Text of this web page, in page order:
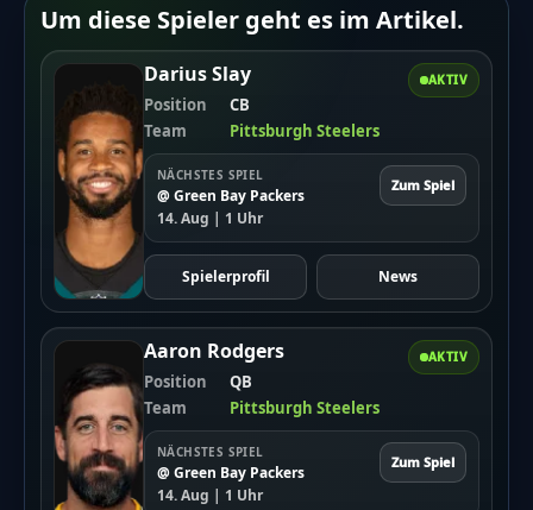
Um diese Spieler geht es im Artikel.
AKTIV
Darius Slay
Position
CB
Team
Pittsburgh Steelers
NÄCHSTES SPIEL
@ Green Bay Packers
14. Aug | 1 Uhr
Zum Spiel
Spielerprofil News
AKTIV
Aaron Rodgers
Position
QB
Team
Pittsburgh Steelers
NÄCHSTES SPIEL
@ Green Bay Packers
14. Aug | 1 Uhr
Zum Spiel